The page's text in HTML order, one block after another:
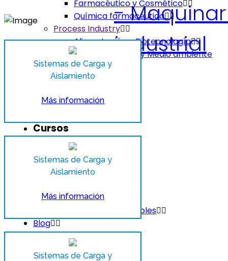
Farmacéutico y Cosmético
Química farmacéutica
Process Industry
Alimentación y Biotecnología
Minería, Energía y Medio ambiente
Química fina
Procesos y Servicios
Cursos
Catálogos
Catálogo de Consumibles
Blog
Contacto
Sistemas de Carga y
Aislamiento
Más información
Sistemas de Carga y
Aislamiento
Más información
Sistemas de Carga y